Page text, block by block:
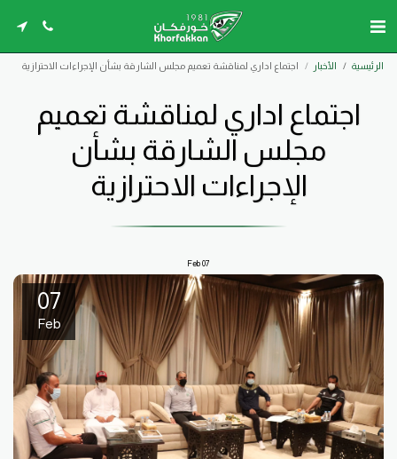
الرئيسية الأخبار اجتماع اداري لمناقشة تعميم مجلس الشارقة بشأن الإجراءات الاحترازية
اجتماع اداري لمناقشة تعميم
مجلس الشارقة بشأن
الإجراءات الاحترازية
07
Feb
07
Feb